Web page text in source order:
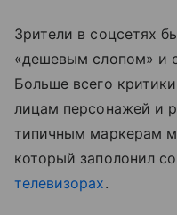
Зрители в соцсетях
«дешевым слопом» и
Больше всего
лицам персонажей и
типичным маркерам
который заполонил
телевизорах.